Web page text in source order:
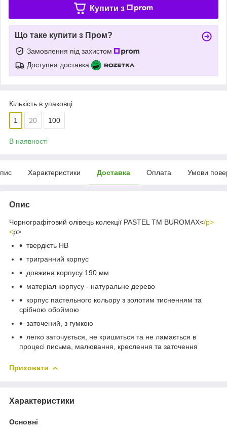
Купити з
Що таке купити з Пром?
Замовлення під захистом
Доступна доставка
Кількість в упаковці
1 20 100
В наявності
Характеристики Доставка Оплата Умови
Опис
Чорнографітовий олівець колекції PASTEL ТМ BUROMAX</p>
<p>
твердість HB
тригранний корпус
довжина корпусу 190 мм
матеріал корпусу - натуральне дерево
корпус пастельного кольору з золотим тисненням та
срібною обоймою
заточений, з гумкою
легко заточується, не кришиться та не ламається в
процесі письма, малювання, креслення та заточення
Приховати
Характеристики
Основні